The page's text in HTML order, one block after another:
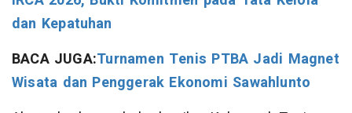
dan Kepatuhan
BACA JUGA:Turnamen Tenis PTBA Jadi Magnet
Wisata dan Penggerak Ekonomi Sawahlunto